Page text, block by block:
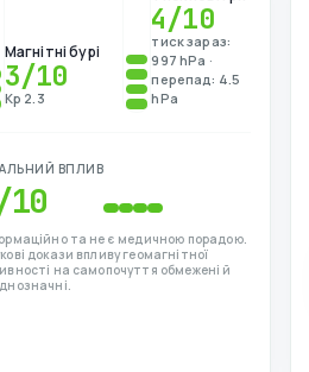
Магнітні бурі
3/10
Kp 2.3
4/10
тиск зараз:
997 hPa ·
перепад: 4.5
hPa
ВПЛИВ
та не є медичною порадою.
докази впливу геомагнітної
на самопочуття обмежені й